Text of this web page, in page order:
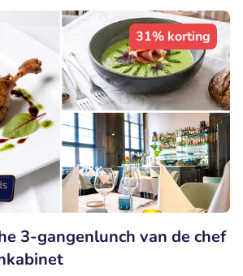
31% korting
3-gangenlunch van de chef